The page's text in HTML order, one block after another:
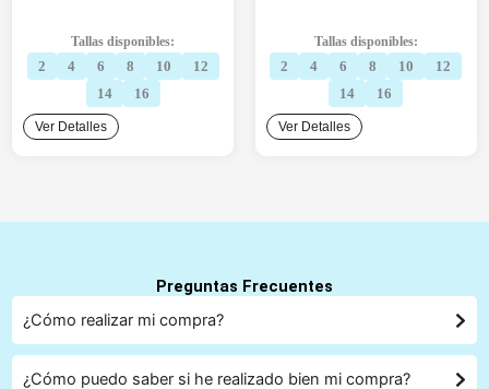
era:
S/35.00.
es:
S/27.90.
Tallas disponibles:
2 4 6 8 10
12
14
16
Ver Detalles
era:
S/35.00.
es:
S/27.90.
Tallas disponibles:
2 4 6 8 10
12
14
16
Ver Detalles
Preguntas Frecuentes
¿Cómo realizar mi compra?
¿Cómo puedo saber si he realizado bien mi compra?